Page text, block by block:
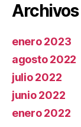
Archivos
enero 2023
agosto 2022
julio 2022
junio 2022
enero 2022